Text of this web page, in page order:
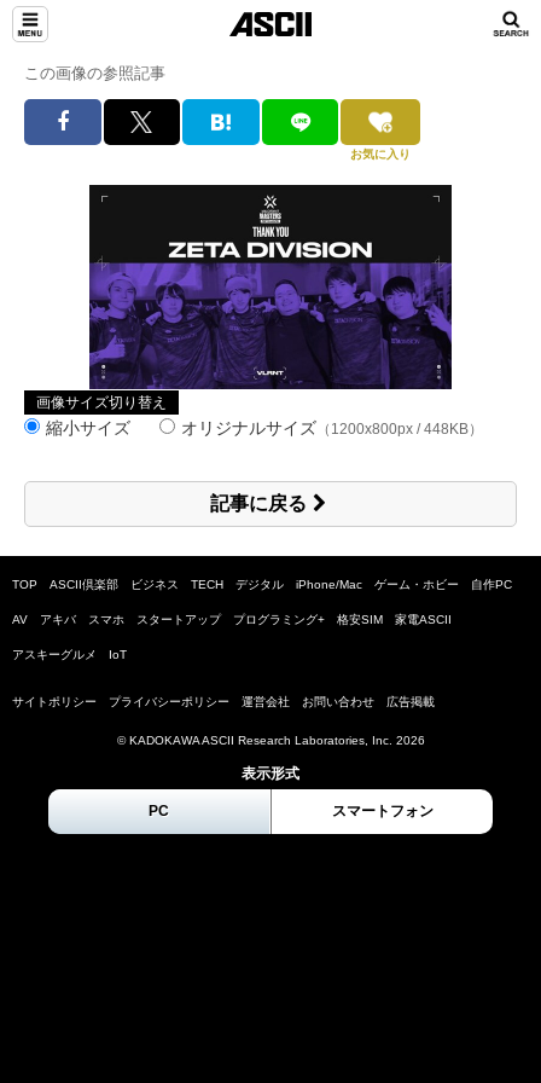
この画像の参照記事
お気に入り
画像サイズ切り替え
縮小サイズ オリジナルサイズ （1200x800px / 448KB）
記事に戻る
TOP ASCII倶楽部 ビジネス TECH デジタル iPhone/Mac ゲーム・ホビー 自作PC
AV アキバ スマホ スタートアップ プログラミング+ 格安SIM 家電ASCII
アスキーグルメ IoT
サイトポリシー プライバシーポリシー 運営会社 お問い合わせ 広告掲載
© KADOKAWA ASCII Research Laboratories, Inc. 2026
表示形式
PC スマートフォン